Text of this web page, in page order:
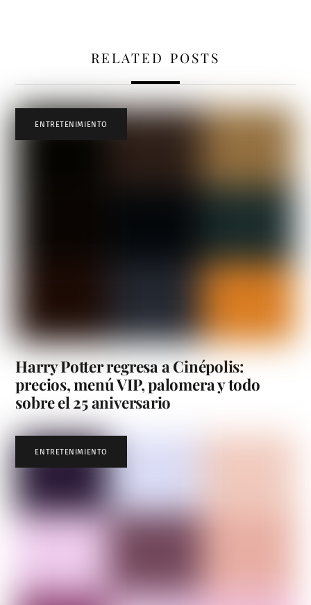
RELATED POSTS
ENTRETENIMIENTO
Harry Potter regresa a Cinépolis:
precios, menú VIP, palomera y todo
sobre el 25 aniversario
ENTRETENIMIENTO